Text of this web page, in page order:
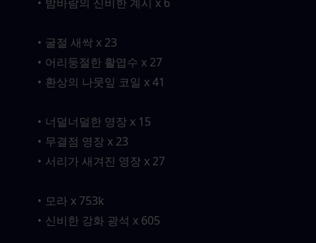
굴절 새싹 x 23
어리둥절한 활엽수 x 27
환상의 나뭇잎 코일 x 41
너덜너덜한 영장 x 15
무결점 영장 x 23
서리가 새겨진 영장 x 27
모라 x 753k
신비한 강화 광석 x 605